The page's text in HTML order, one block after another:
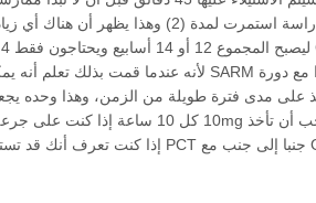
501516 خضع أيضا دراسة استمرت
مدى فترة طويلة من الزمن، وهذا وحده